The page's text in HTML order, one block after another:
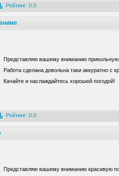
Рейтинг: 0.0
Представляю вашему вниманию прикольную
Работа сделана довольна таки аккуратно
Качайте и наслаждайтесь хорошей погодой!
Рейтинг: 0.0
Представляю вашему вниманию красивую